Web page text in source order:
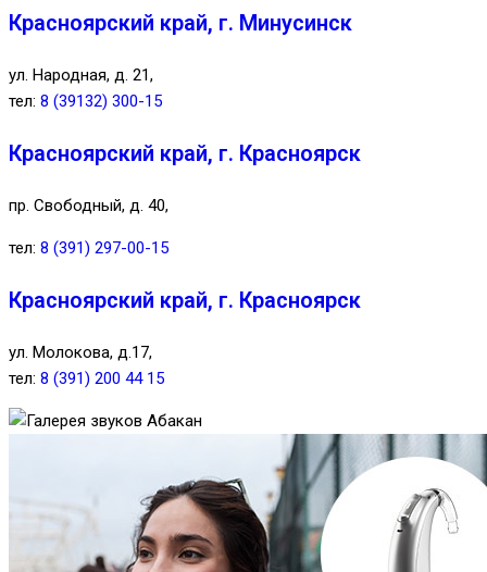
Красноярский край, г. Минусинск
ул. Народная, д. 21,
тел: 8 (39132) 300-15
Красноярский край, г. Красноярск
пр. Свободный, д. 40,
тел: 8 (391) 297-00-15
Красноярский край, г. Красноярск
ул. Молокова, д.17,
тел: 8 (391) 200 44 15